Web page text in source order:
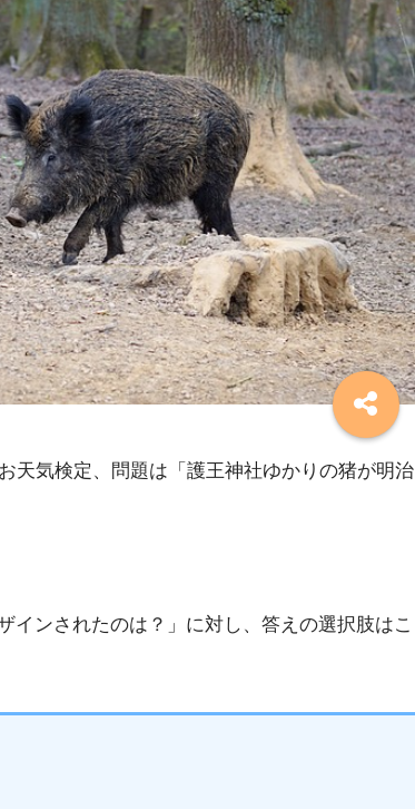
天気検定、問題は「護王神社ゆかりの猪が明治
インされたのは？」に対し、答えの選択肢はこ